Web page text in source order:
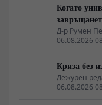
Когато
Д-р Румен
06.08.2026
Криза без
Дежурен
06.08.2026